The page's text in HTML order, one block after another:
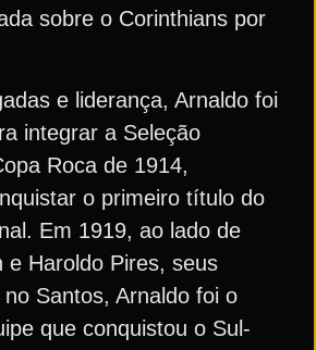
sobre o Corinthians por
e liderança, Arnaldo foi
integrar a Seleção
Roca de 1914,
o primeiro título do
Em 1919, ao lado de
e Haroldo Pires, seus
Santos, Arnaldo foi o
que conquistou o Sul-